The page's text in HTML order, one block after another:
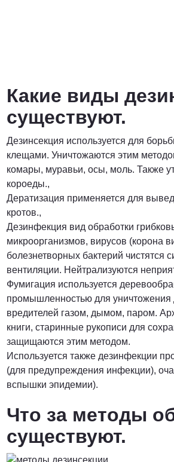
Какие виды
существуют.
Дезинсекция используется для
клещами. Уничтожаются этим
комары, муравьи, осы, моль. Также
короеды.,
Дератизация применяется для
кротов.,
Дезинфекция вид обработки
микроорганизмов, вирусов (корона
болезнетворных бактерий чистятся
вентиляции. Нейтрализуются
Фумигация используется
промышленностью для уничтожения
вредителей газом, дымом, паром.
книги, старинные рукописи для
защищаются этим методом.
Используется также дезинфекции
(для предупреждения инфекции),
вспышки эпидемии).
Что за методы
существуют.